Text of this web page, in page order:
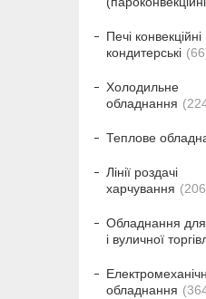
Печі конвекційні
кондитерські
66
Холодильне
обладнання
Теплове
Лінії роздачі
харчування
206
Обладнання
і вуличної
обладнання